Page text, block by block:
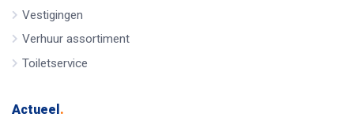
Vestigingen
Verhuur assortiment
Toiletservice
Actueel .